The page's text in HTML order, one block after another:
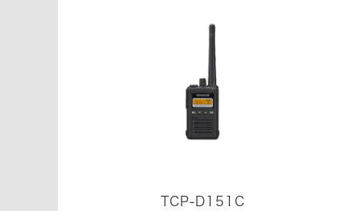
TCP-D151C